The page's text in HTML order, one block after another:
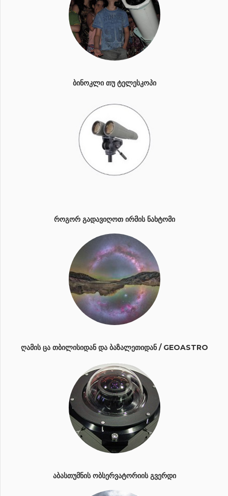
ᲑᲘᲜᲝᲙᲚᲘ ᲗᲣ ᲢᲔᲚᲔᲡᲙᲝᲞᲘ
ᲠᲝᲒᲝᲠ ᲒᲐᲓᲐᲕᲘᲦᲝᲗ ᲘᲠᲛᲘᲡ ᲜᲐᲮᲢᲝᲛᲘ
ᲦᲐᲛᲘᲡ ᲪᲐ ᲗᲑᲘᲚᲘᲡᲘᲓᲐᲜ ᲓᲐ ᲑᲐᲖᲐᲚᲔᲗᲘᲓᲐᲜ / GEOASTRO
ᲐᲑᲐᲡᲗᲣᲛᲜᲘᲡ ᲝᲑᲡᲔᲠᲕᲐᲢᲝᲠᲘᲘᲡ ᲒᲕᲔᲠᲓᲘ